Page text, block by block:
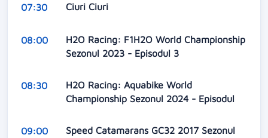
07:30 Ciuri Ciuri
08:00
H2O Racing: F1H2O World Championship
Sezonul 2023 - Episodul 3
08:30
H2O Racing: Aquabike World
Championship Sezonul 2024 - Episodul
09:00
Speed Catamarans GC32 2017 Sezonul